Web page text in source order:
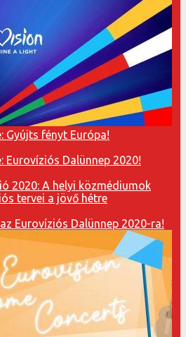
Gyújts fényt Európa!
Eurovíziós Dalünnep 2020!
2020: A helyi közmédiumok
tervei a jövő hétre
Eurovíziós Dalünnep 2020-ra!